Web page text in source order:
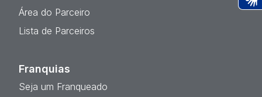
Área do Parceiro
Lista de Parceiros
Franquias
Seja um Franqueado